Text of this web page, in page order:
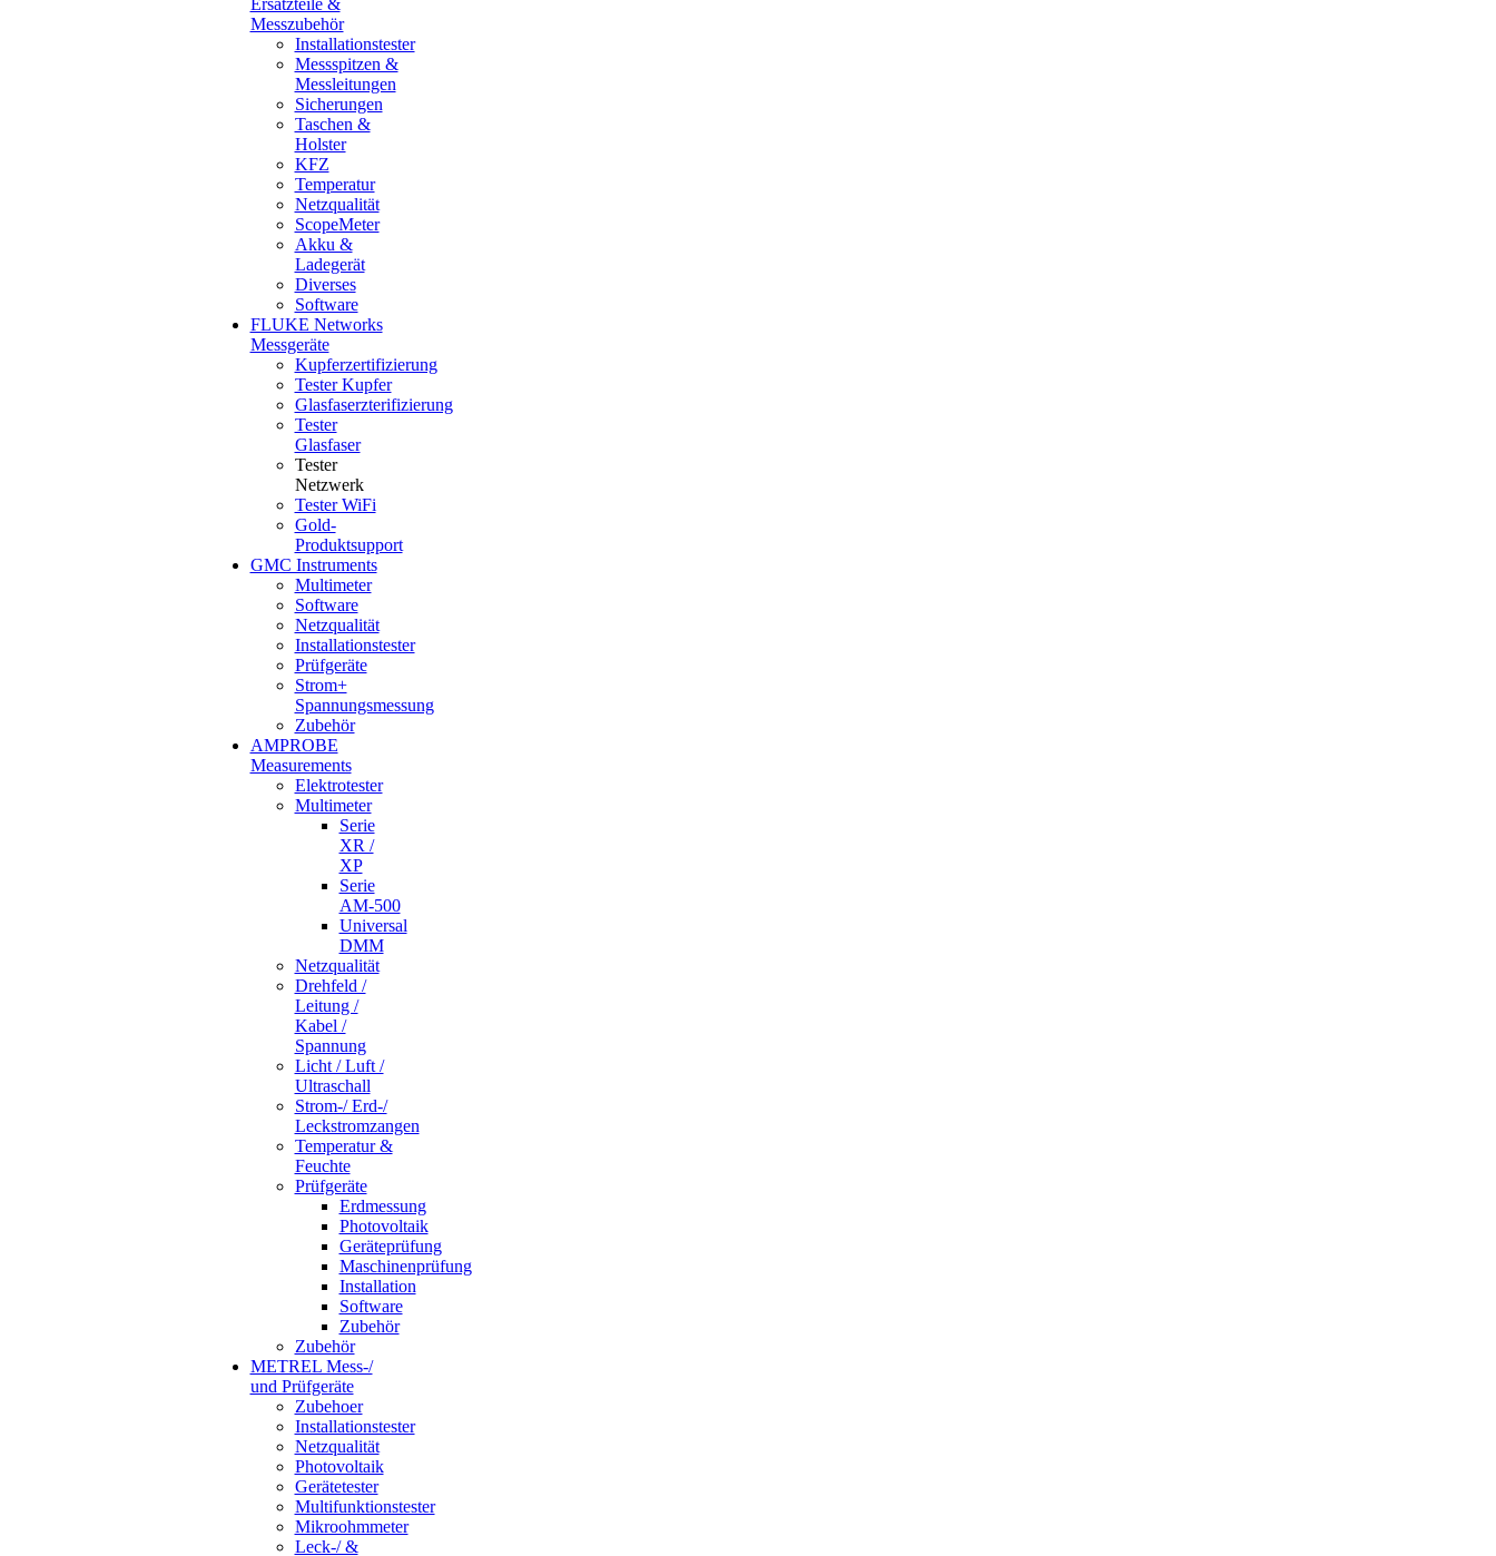
Messzubehör
Installationstester
Messspitzen &
Messleitungen
Sicherungen
Taschen &
Holster
KFZ
Temperatur
Netzqualität
ScopeMeter
Akku &
Ladegerät
Diverses
Software
FLUKE Networks
Messgeräte
Kupferzertifizierung
Tester Kupfer
Glasfaserzterifizierung
Tester
Glasfaser
Tester
Netzwerk
Tester WiFi
Gold-
Produktsupport
GMC Instruments
Multimeter
Software
Netzqualität
Installationstester
Prüfgeräte
Strom+
Spannungsmessung
Zubehör
AMPROBE
Measurements
Elektrotester
Multimeter
Serie
XR /
XP
Serie
AM-500
Universal
DMM
Netzqualität
Drehfeld /
Leitung /
Kabel /
Spannung
Licht / Luft /
Ultraschall
Strom-/ Erd-/
Leckstromzangen
Temperatur &
Feuchte
Prüfgeräte
Erdmessung
Photovoltaik
Geräteprüfung
Maschinenprüfung
Installation
Software
Zubehör
Zubehör
METREL Mess-/
und Prüfgeräte
Zubehoer
Installationstester
Netzqualität
Photovoltaik
Gerätetester
Multifunktionstester
Mikroohmmeter
Leck-/ &